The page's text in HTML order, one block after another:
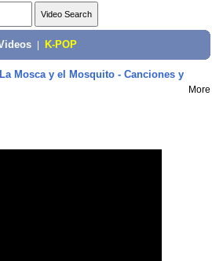
K-POP
La Mosca y el Mosquito - Canciones y
More